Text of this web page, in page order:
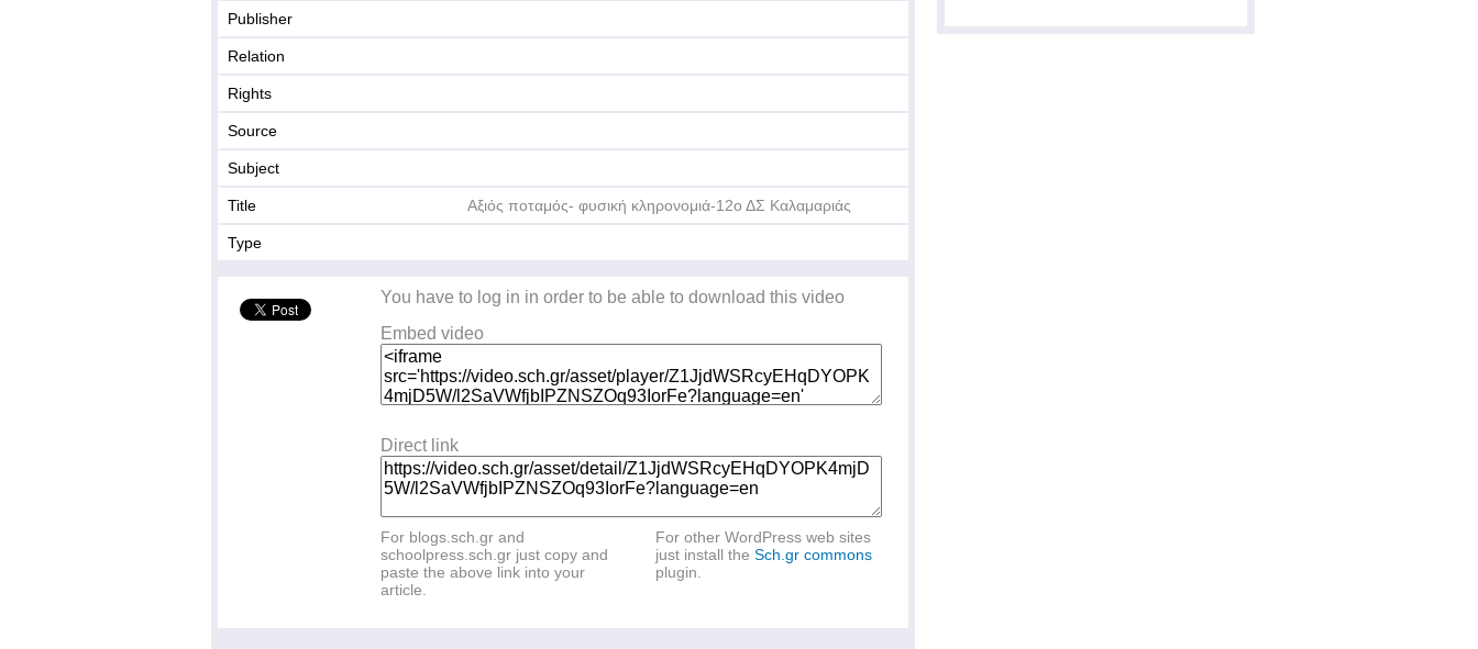
Publisher
Relation
Rights
Source
Subject
Title Αξιός ποταμός- φυσική κληρονομιά-12ο ΔΣ Καλαμαριάς
Type
You have to log in in order to be able to download this video
Embed video
Direct link
For blogs.sch.gr and
schoolpress.sch.gr just copy and
paste the above link into your
article.
For other WordPress web sites
just install the Sch.gr commons
plugin.